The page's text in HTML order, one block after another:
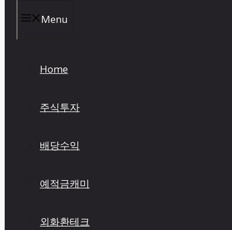
Menu
Home
주식투자
배당수익
예적금캐미
외화환테크